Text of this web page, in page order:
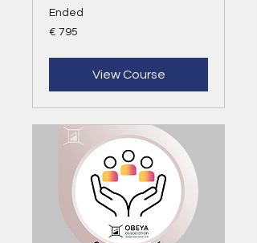
Ended
795
euro
€ 795
View Course